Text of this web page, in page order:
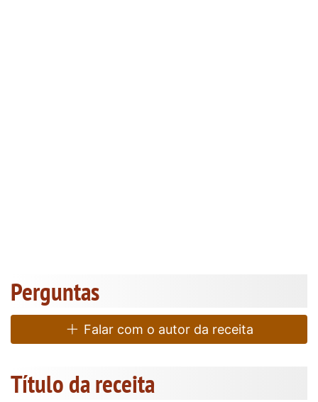
Perguntas
Falar com o autor da receita
Título da receita